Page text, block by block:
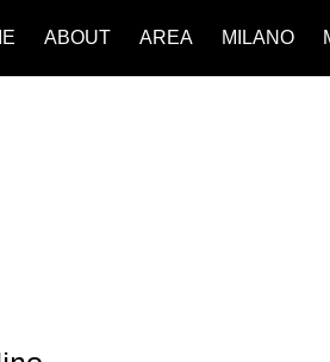
ABOUT AREA MILANO